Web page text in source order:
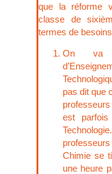
que la réforme
classe de
termes de
On va
pas dit que
professeurs
est
Chimie se
une heure